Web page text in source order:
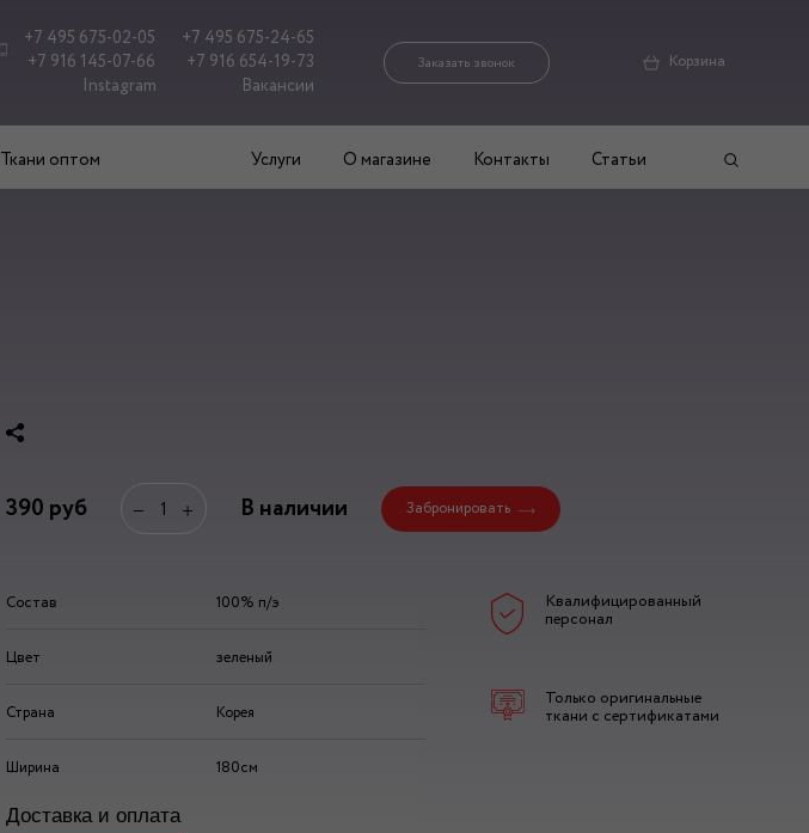
+7 495 675-02-05
+7 495 675-24-65
+7 916 145-07-66
+7 916 654-19-73
Instagram
Вакансии
Заказать звонок Корзина
Ткани оптом Услуги О магазине Контакты Статьи
390 руб − + В наличии Забронировать
Состав 100% п/э
Цвет зеленый
Страна Корея
Ширина 180см
Квалифицированный
персонал
Только оригинальные
ткани с сертификатами
Доставка и оплата